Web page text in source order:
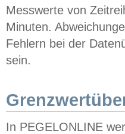
Messwerte von
Minuten.
Fehlern bei der
sein.
In PEGELONLINE